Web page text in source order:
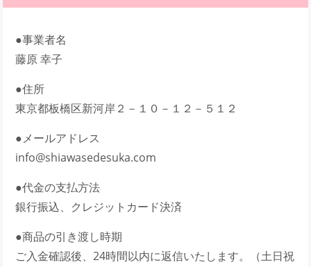
●事業者名
藤原 幸子
●住所
東京都板橋区新河岸２－１０－１２－５１２
●メールアドレス
info@shiawasedesuka.com
●代金の支払方法
銀行振込、クレジットカード決済
●商品の引き渡し時期
ご入金確認後、24時間以内に返信いたします。（土日祝